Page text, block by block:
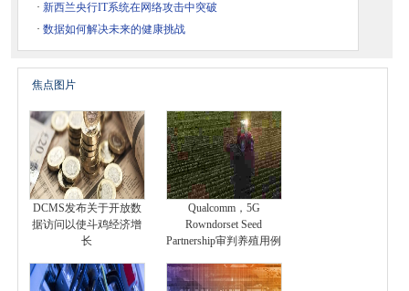
· 新西兰央行IT系统在网络攻击中突破
· 数据如何解决未来的健康挑战
焦点图片
DCMS发布关于开放数
据访问以使斗鸡经济增
长
Qualcomm，5G
Rowndorset Seed
Partnership审判养殖用例